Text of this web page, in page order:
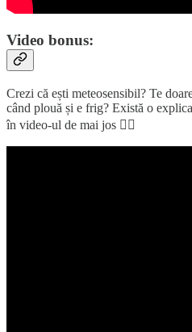
Video bonus:
Crezi că ești meteosensibil? Te
când plouă și e frig? Există o
în video-ul de mai jos 👇🏼